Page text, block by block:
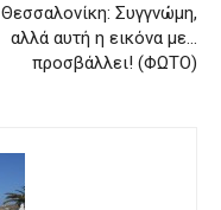
Θεσσαλονίκη: Συγγνώμη,
αλλά αυτή η εικόνα με…
προσβάλλει! (ΦΩΤΟ)